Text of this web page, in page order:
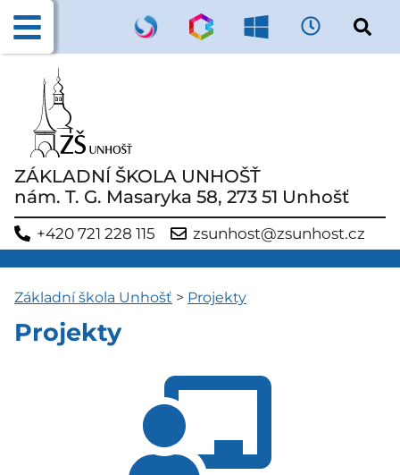
ZÁKLADNÍ ŠKOLA UNHOŠŤ
nám. T. G. Masaryka 58, 273 51 Unhošť
+420 721 228 115 zsunhost@zsunhost.cz
Základní škola Unhošť > Projekty
Projekty